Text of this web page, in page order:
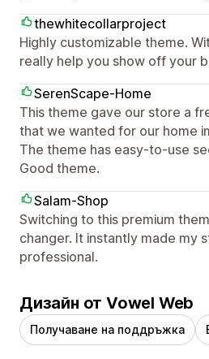
thewhitecollarproject
Highly customizable theme.
really help you show off your
SerenScape-Home
This theme gave our store a
that we wanted for our home
The theme has easy-to-use
Good theme.
Salam-Shop
Switching to this premium
changer. It instantly made my
professional.
Дизайн от Vowel Web
Получаване на поддръжка